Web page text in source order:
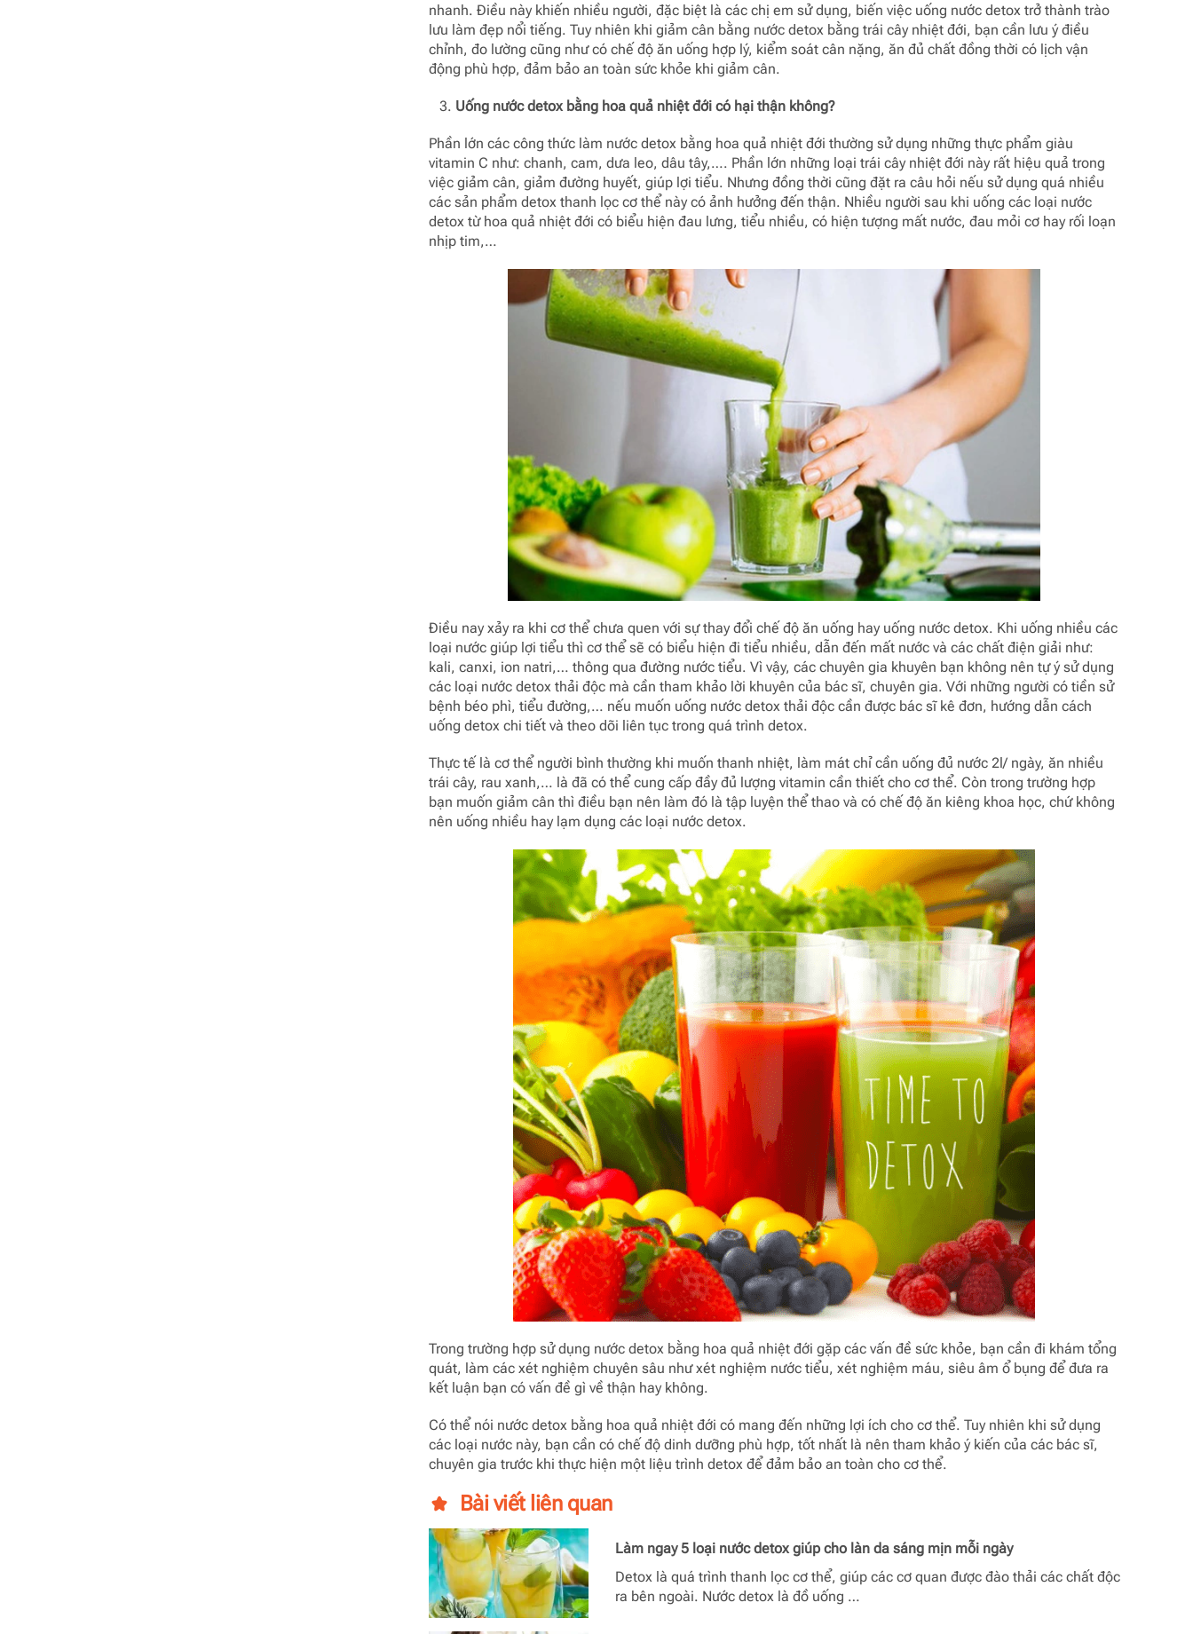
nhanh. Điều này khiến nhiều người, đặc biệt là các chị em sử dụng, biến việc uống nước detox trở thành trào
lưu làm đẹp nổi tiếng. Tuy nhiên khi giảm cân bằng nước detox bằng trái cây nhiệt đới, bạn cần lưu ý điều
chỉnh, đo lường cũng như có chế độ ăn uống hợp lý, kiểm soát cân nặng, ăn đủ chất đồng thời có lịch vận
động phù hợp, đảm bảo an toàn sức khỏe khi giảm cân.
Uống nước detox bằng hoa quả nhiệt đới có hại thận không?
Phần lớn các công thức làm nước detox bằng hoa quả nhiệt đới thường sử dụng những thực phẩm giàu
vitamin C như: chanh, cam, dưa leo, dâu tây,…. Phần lớn những loại trái cây nhiệt đới này rất hiệu quả trong
việc giảm cân, giảm đường huyết, giúp lợi tiểu. Nhưng đồng thời cũng đặt ra câu hỏi nếu sử dụng quá nhiều
các sản phẩm detox thanh lọc cơ thể này có ảnh hưởng đến thận. Nhiều người sau khi uống các loại nước
detox từ hoa quả nhiệt đới có biểu hiện đau lưng, tiểu nhiều, có hiện tượng mất nước, đau mỏi cơ hay rối loạn
nhịp tim,…
Điều nay xảy ra khi cơ thể chưa quen với sự thay đổi chế độ ăn uống hay uống nước detox. Khi uống nhiều các
loại nước giúp lợi tiểu thì cơ thể sẽ có biểu hiện đi tiểu nhiều, dẫn đến mất nước và các chất điện giải như:
kali, canxi, ion natri,… thông qua đường nước tiểu. Vì vậy, các chuyên gia khuyên bạn không nên tự ý sử dụng
các loại nước detox thải độc mà cần tham khảo lời khuyên của bác sĩ, chuyên gia. Với những người có tiền sử
bệnh béo phì, tiểu đường,… nếu muốn uống nước detox thải độc cần được bác sĩ kê đơn, hướng dẫn cách
uống detox chi tiết và theo dõi liên tục trong quá trình detox.
Thực tế là cơ thể người bình thường khi muốn thanh nhiệt, làm mát chỉ cần uống đủ nước 2l/ ngày, ăn nhiều
trái cây, rau xanh,… là đã có thể cung cấp đầy đủ lượng vitamin cần thiết cho cơ thể. Còn trong trường hợp
bạn muốn giảm cân thì điều bạn nên làm đó là tập luyện thể thao và có chế độ ăn kiêng khoa học, chứ không
nên uống nhiều hay lạm dụng các loại nước detox.
Trong trường hợp sử dụng nước detox bằng hoa quả nhiệt đới gặp các vấn đề sức khỏe, bạn cần đi khám tổng
quát, làm các xét nghiệm chuyên sâu như xét nghiệm nước tiểu, xét nghiệm máu, siêu âm ổ bụng để đưa ra
kết luận bạn có vấn đề gì về thận hay không.
Có thể nói nước detox bằng hoa quả nhiệt đới có mang đến những lợi ích cho cơ thể. Tuy nhiên khi sử dụng
các loại nước này, bạn cần có chế độ dinh dưỡng phù hợp, tốt nhất là nên tham khảo ý kiến của các bác sĩ,
chuyên gia trước khi thực hiện một liệu trình detox để đảm bảo an toàn cho cơ thể.
Bài viết liên quan
Làm ngay 5 loại nước detox giúp cho làn da sáng mịn mỗi ngày
Detox là quá trình thanh lọc cơ thể, giúp các cơ quan được đào thải các chất độc
ra bên ngoài. Nước detox là đồ uống …